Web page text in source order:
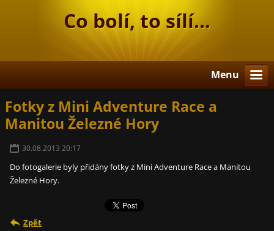
Co bolí, to sílí...
Menu
Fotky z Mini Adventure Race a
Manitou Železné Hory
30.08.2013 20:17
Do fotogalerie byly přidány fotky z Mini Adventure Race a Manitou
Železné Hory.
Zpět